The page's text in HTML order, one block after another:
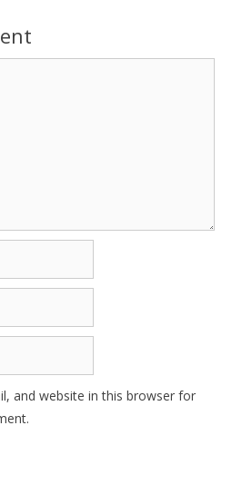
and website in this browser for